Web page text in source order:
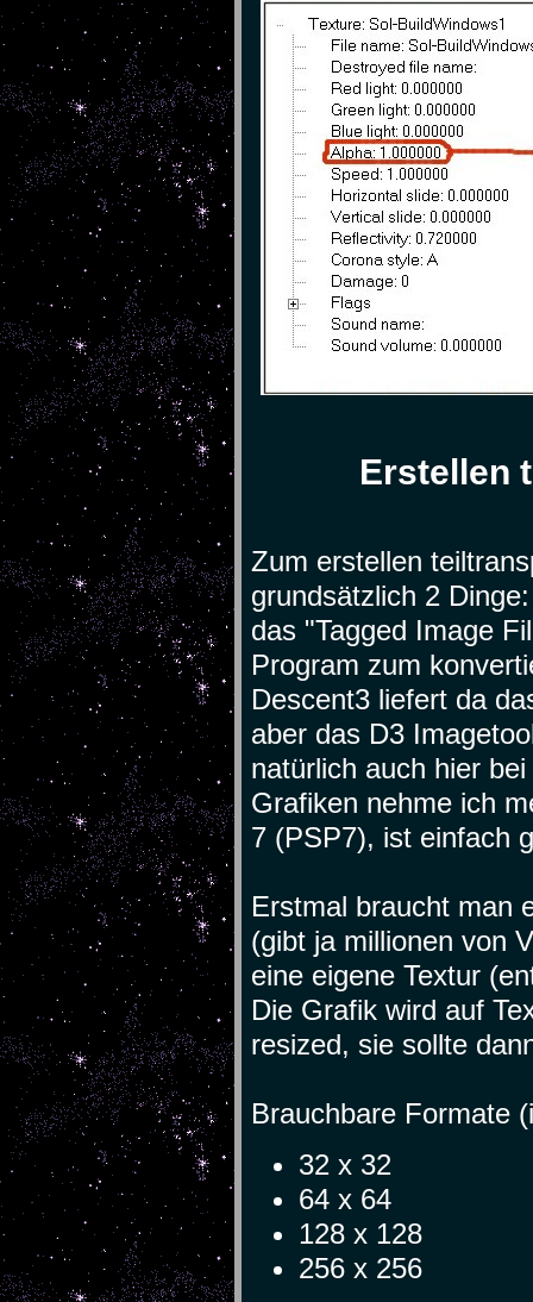
Erstellen
Zum erstellen
grundsätzlich 2
das "Tagged Image
Program zum
Descent3 liefert da
aber das D3
natürlich auch hier
Grafiken nehme ich
7 (PSP7), ist einfach
Erstmal braucht man
(gibt ja millionen von
eine eigene Textur
Die Grafik wird auf
resized, sie sollte
Brauchbare Formate
32 x 32
64 x 64
128 x 128
256 x 256